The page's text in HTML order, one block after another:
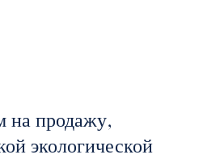
на продажу,
экологической